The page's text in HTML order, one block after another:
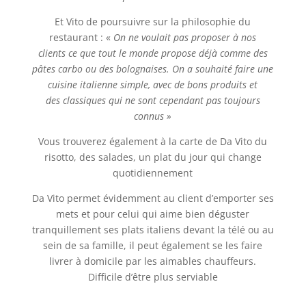
Et Vito de poursuivre sur la philosophie du
restaurant : « On ne voulait pas proposer à nos
clients ce que tout le monde propose déjà comme des
pâtes carbo ou des bolognaises. On a souhaité faire une
cuisine italienne simple, avec de bons produits et
des classiques qui ne sont cependant pas toujours
connus »
Vous trouverez également à la carte de Da Vito du
risotto, des salades, un plat du jour qui change
quotidiennement
Da Vito permet évidemment au client d’emporter ses
mets et pour celui qui aime bien déguster
tranquillement ses plats italiens devant la télé ou au
sein de sa famille, il peut également se les faire
livrer à domicile par les aimables chauffeurs.
Difficile d’être plus serviable